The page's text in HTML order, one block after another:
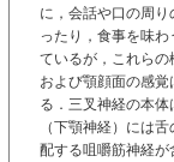
に，会話や口の周
ったり，食事を味
ているが，これら
および顎顔面の感
る．三叉神経の本
（下顎神経）には
配する咀嚼筋神経